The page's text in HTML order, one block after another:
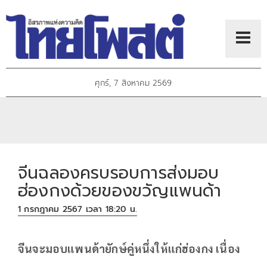
ศุกร์, 7 สิงหาคม 2569
จีนฉลองครบรอบการส่งมอบ
ฮ่องกงด้วยของขวัญแพนด้า
1 กรกฎาคม 2567 เวลา 18:20 น.
จีนจะมอบแพนด้ายักษ์คู่หนึ่งให้แก่ฮ่องกง เนื่อง